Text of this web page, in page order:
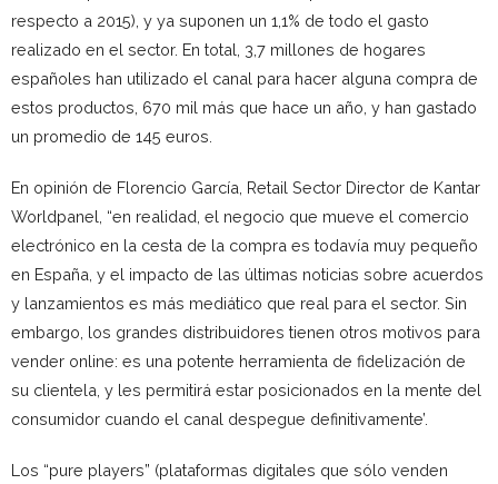
respecto a 2015), y ya suponen un 1,1% de todo el gasto
realizado en el sector. En total, 3,7 millones de hogares
españoles han utilizado el canal para hacer alguna compra de
estos productos, 670 mil más que hace un año, y han gastado
un promedio de 145 euros.
En opinión de Florencio García, Retail Sector Director de Kantar
Worldpanel, “en realidad, el negocio que mueve el comercio
electrónico en la cesta de la compra es todavía muy pequeño
en España, y el impacto de las últimas noticias sobre acuerdos
y lanzamientos es más mediático que real para el sector. Sin
embargo, los grandes distribuidores tienen otros motivos para
vender online: es una potente herramienta de fidelización de
su clientela, y les permitirá estar posicionados en la mente del
consumidor cuando el canal despegue definitivamente’.
Los “pure players” (plataformas digitales que sólo venden